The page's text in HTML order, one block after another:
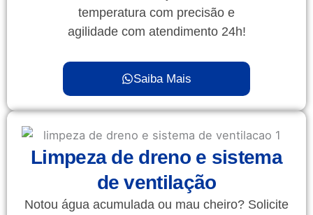
temperatura com precisão e
agilidade com atendimento 24h!
Saiba Mais
Limpeza de dreno e sistema
de ventilação
Notou água acumulada ou mau cheiro? Solicite